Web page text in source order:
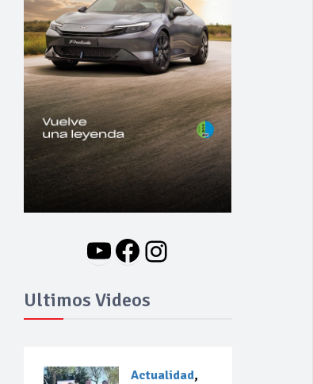
NOVEDADES
Nuevo BMW i3: Y
finalmente el Serie 3
se hizo eléctrico
YouTube
Facebook
Instagram
Ultimos Videos
Actualidad,